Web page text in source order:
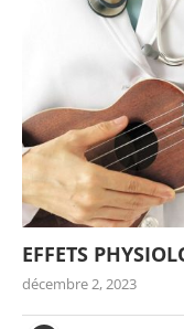
EFFETS
décembre 2, 2023